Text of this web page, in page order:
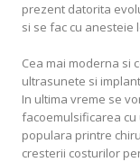
prezent datorita
si se fac cu anesteie
Cea mai moderna si
ultrasunete si
In ultima vreme se
facoemulsificarea
populara printre
cresterii costurilor